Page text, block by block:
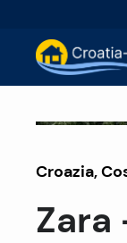
Croazia,
Zara